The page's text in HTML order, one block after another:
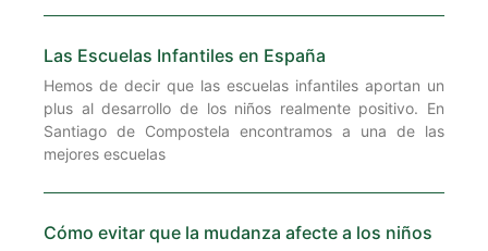
Las Escuelas Infantiles en España
Hemos de decir que las escuelas infantiles aportan un
plus al desarrollo de los niños realmente positivo. En
Santiago de Compostela encontramos a una de las
mejores escuelas
Cómo evitar que la mudanza afecte a los niños